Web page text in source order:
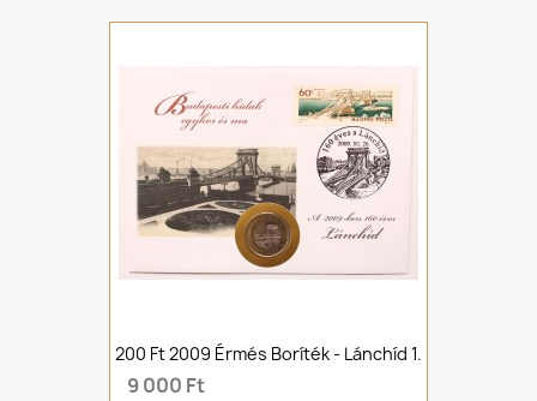
200 Ft 2009 Érmés Boríték - Lánchíd 1.
9 000 Ft